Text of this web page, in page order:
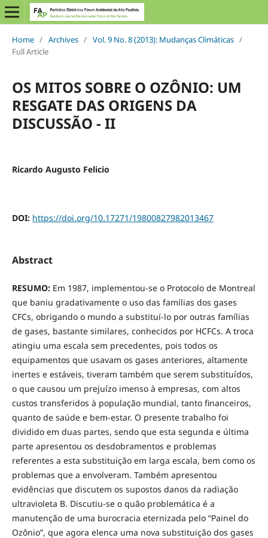
Home / Archives / Vol. 9 No. 8 (2013): Mudanças Climáticas /
Full Article
OS MITOS SOBRE O OZÔNIO: UM
RESGATE DAS ORIGENS DA
DISCUSSÃO - II
Ricardo Augusto Felicio
DOI: https://doi.org/10.17271/19800827982013467
Abstract
RESUMO:Em 1987, implementou-se o Protocolo de Montreal
que baniu gradativamente o uso das famílias dos gases
CFCs, obrigando o mundo a substituí-lo por outras famílias
de gases, bastante similares, conhecidos por HCFCs. A troca
atingiu uma escala sem precedentes, pois todos os
equipamentos que usavam os gases anteriores, altamente
inertes e estáveis, tiveram também que serem substituídos,
o que causou um prejuízo imenso à empresas, com altos
custos transferidos à população mundial, tanto financeiros,
quanto de saúde e bem-estar. O presente trabalho foi
dividido em duas partes, sendo que esta segunda e última
parte apresentou os desdobramentos e problemas
referentes a esta substituição em larga escala, bem como os
problemas que a envolveram. Também apresentou
evidências que discutem os supostos danos da radiação
ultravioleta B. Discutiu-se o quão problemática é a
manutenção de uma burocracia eternizada pelo “Painel do
Ozônio”, que agora elenca uma nova substituição dos gases